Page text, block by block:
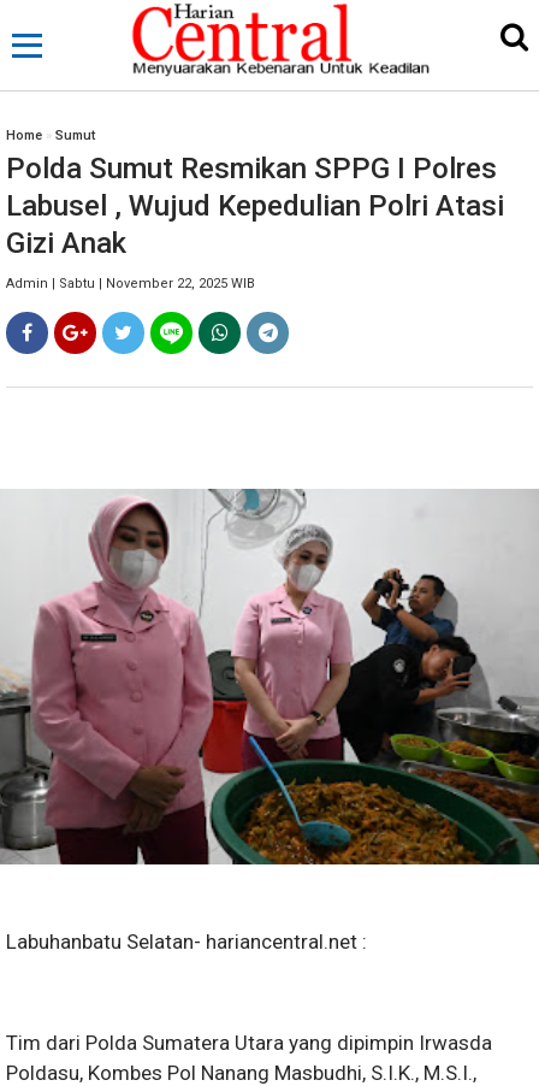
Home » Sumut
Polda Sumut Resmikan SPPG I Polres
Labusel , Wujud Kepedulian Polri Atasi
Gizi Anak
Admin | Sabtu | November 22, 2025 WIB
Labuhanbatu Selatan- hariancentral.net :
Tim dari Polda Sumatera Utara yang dipimpin Irwasda
Poldasu, Kombes Pol Nanang Masbudhi, S.I.K., M.S.I.,